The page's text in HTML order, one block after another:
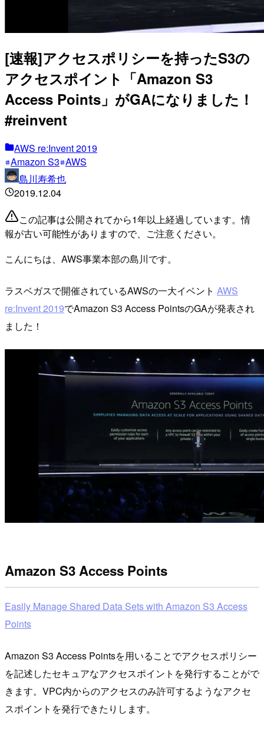
[速報]アクセスポリシーを持ったS3の
アクセスポイント「Amazon S3
Access Points」がGAになりました！
#reinvent
AWS re:Invent 2019
Amazon S3 AWS
島川寿希也
2019.12.04
この記事は公開されてから1年以上経過しています。情
報が古い可能性がありますので、ご注意ください。
こんにちは、AWS事業本部の島川です。
ラスベガスで開催されているAWSの一大イベント AWS
re:Invent 2019でAmazon S3 Access PointsのGAが発表され
ました！
Amazon S3 Access Points
Easily Manage Shared Data Sets with Amazon S3 Access
Points
Amazon S3 Access Pointsを用いることでアクセスポリシー
を記述したセキュアなアクセスポイントを発行することがで
きます。VPC内からのアクセスのみ許可するようなアクセ
スポイントを発行できたりします。